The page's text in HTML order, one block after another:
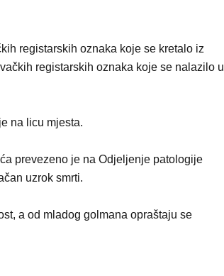
registarskih oznaka koje se kretalo iz
registarskih oznaka koje se nalazilo u
na licu mjesta.
prevezeno je na Odjeljenje patologije
uzrok smrti.
a od mladog golmana opraštaju se